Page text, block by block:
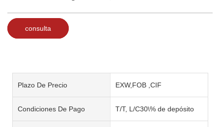
consulta
Plazo De Precio EXW,FOB ,CIF
Condiciones De Pago T/T, L/C30\% de depósito